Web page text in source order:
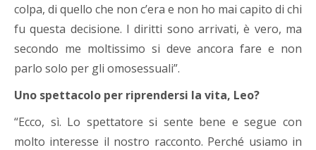
colpa, di quello che non c’era e non ho mai capito di chi
fu questa decisione. I diritti sono arrivati, è vero, ma
secondo me moltissimo si deve ancora fare e non
parlo solo per gli omosessuali”.
Uno spettacolo per riprendersi la vita, Leo?
“Ecco, sì. Lo spettatore si sente bene e segue con
molto interesse il nostro racconto. Perché usiamo in